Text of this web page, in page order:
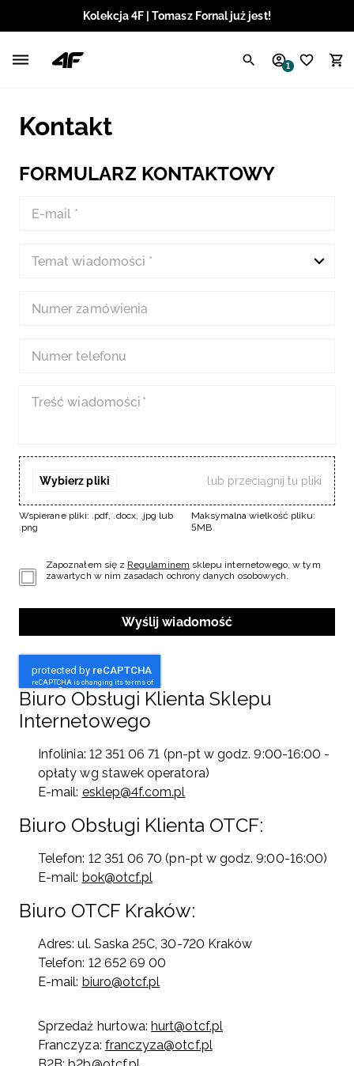
Kolekcja 4F | Tomasz Fornal już jest!
1
Kontakt
FORMULARZ KONTAKTOWY
E-mail *
Temat wiadomości *
Numer zamówienia
Numer telefonu
Treść wiadomości *
Wybierz pliki lub przeciągnij tu pliki
Wspierane pliki: .pdf, .docx, .jpg lub
.png
Maksymalna wielkość pliku:
5MB
Zapoznałem się z Regulaminem sklepu internetowego, w tym
zawartych w nim zasadach ochrony danych osobowych.
Wyślij wiadomość
Biuro Obsługi Klienta Sklepu
Internetowego
Infolinia: 12 351 06 71 (pn-pt w godz. 9:00-16:00 -
opłaty wg stawek operatora)
E-mail: esklep@4f.com.pl
Biuro Obsługi Klienta OTCF:
Telefon: 12 351 06 70 (pn-pt w godz. 9:00-16:00)
E-mail: bok@otcf.pl
Biuro OTCF Kraków:
Adres: ul. Saska 25C, 30-720 Kraków
Telefon: 12 652 69 00
E-mail: biuro@otcf.pl
Sprzedaż hurtowa:hurt@otcf.pl
Franczyza: franczyza@otcf.pl
Ukraiński / UAH